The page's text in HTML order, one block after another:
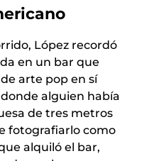
López recordó
en un bar que
arte pop en sí
alguien había
de tres metros
fotografiarlo como
alquiló el bar,